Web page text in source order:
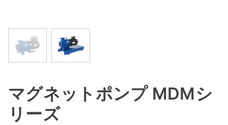
マグネットポンプ MDMシ
リーズ